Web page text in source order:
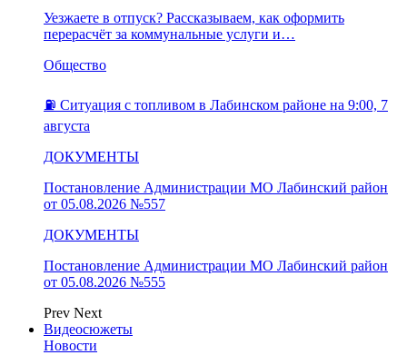
Уезжаете в отпуск? Рассказываем, как оформить
перерасчёт за коммунальные услуги и…
Общество
⛽️ Ситуация с топливом в Лабинском районе на 9:00, 7
августа
ДОКУМЕНТЫ
Постановление Администрации МО Лабинский район
от 05.08.2026 №557
ДОКУМЕНТЫ
Постановление Администрации МО Лабинский район
от 05.08.2026 №555
Prev Next
Видеосюжеты
Новости